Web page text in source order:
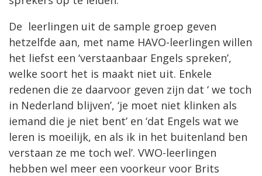
De leerlingen uit de sample groep geven
hetzelfde aan, met name HAVO-leerlingen willen
het liefst een ‘verstaanbaar Engels spreken’,
welke soort het is maakt niet uit. Enkele
redenen die ze daarvoor geven zijn dat ‘ we toch
in Nederland blijven’, ‘je moet niet klinken als
iemand die je niet bent’ en ‘dat Engels wat we
leren is moeilijk, en als ik in het buitenland ben
verstaan ze me toch wel’. VWO-leerlingen
hebben wel meer een voorkeur voor Brits